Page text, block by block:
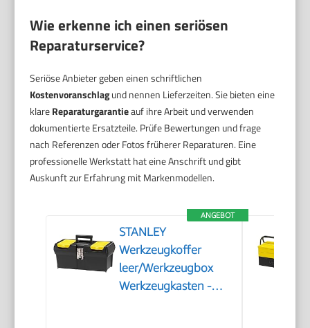
Wie erkenne ich einen seriösen
Reparaturservice?
Seriöse Anbieter geben einen schriftlichen
Kostenvoranschlagund nennen Lieferzeiten. Sie bieten eine
klareReparaturgarantieauf ihre Arbeit und verwenden
dokumentierte Ersatzteile. Prüfe Bewertungen und frage
nach Referenzen oder Fotos früherer Reparaturen. Eine
professionelle Werkstatt hat eine Anschrift und gibt
Auskunft zur Erfahrung mit Markenmodellen.
ANGEBOT
STANLEY
Werkzeugkoffer
leer/Werkzeugbox
Werkzeugkasten -